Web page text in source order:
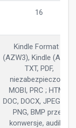
16
Kindle Format 8
(AZW3), Kindle (AZW),
TXT, PDF,
niezabezpieczone
MOBI, PRC ; HTML,
DOC, DOCX, JPEG, GIF,
PNG, BMP przez
konwersje, audible